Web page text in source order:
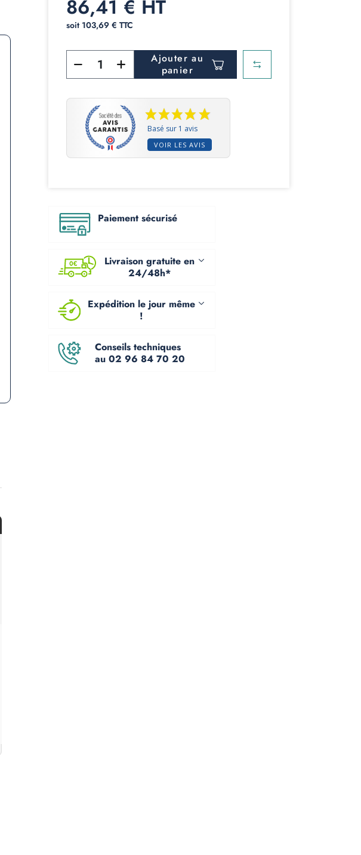
86,41 € HT
soit 103,69 € TTC
Ajouter au
panier
Basé sur 1 avis
VOIR LES AVIS
Paiement sécurisé
Livraison gratuite en
24/48h*
Expédition le jour même
!
Conseils techniques
au 02 96 84 70 20